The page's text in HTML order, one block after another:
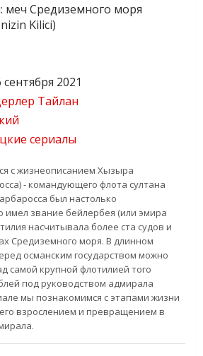
меч Средиземного моря
Kilici)
сентября 2021
Тайлан
сериалы
с жизнеописанием Хызыра
- командующего флота султана
был настолько
имел звание бейлербея (или эмира
насчитывала более ста судов и
Средиземного моря. В длинном
османским государством можно
самой крупной флотилией того
под руководством адмирала
мы познакомимся с этапами жизни
взрослением и превращением в